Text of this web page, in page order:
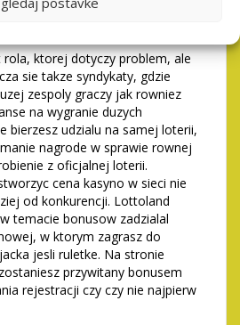
loteryjnych, obsluga z
ktorej dotyczy problem, ale
sie takze syndykaty, gdzie
zespoly graczy jak rowniez
na wygranie duzych
bierzesz udzialu na samej loterii,
nagrode w sprawie rownej
z oficjalnej loterii.
cena kasyno w sieci nie
od konkurencji. Lottoland
temacie bonusow zadzialal
w ktorym zagrasz do
jesli ruletke. Na stronie
przywitany bonusem
rejestracji czy czy nie najpierw